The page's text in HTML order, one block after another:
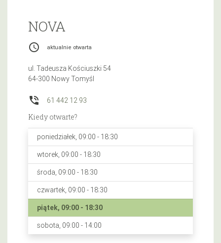
NOVA
access_time aktualnie otwarta
ul. Tadeusza Kościuszki 54
64-300 Nowy Tomyśl
phone_in_talk 61 442 12 93
Kiedy otwarte?
poniedziałek, 09:00 - 18:30
wtorek, 09:00 - 18:30
środa, 09:00 - 18:30
czwartek, 09:00 - 18:30
piątek, 09:00 - 18:30
sobota, 09:00 - 14:00